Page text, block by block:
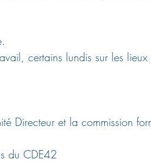
certains lundis sur les
Directeur et la commission
du CDE42